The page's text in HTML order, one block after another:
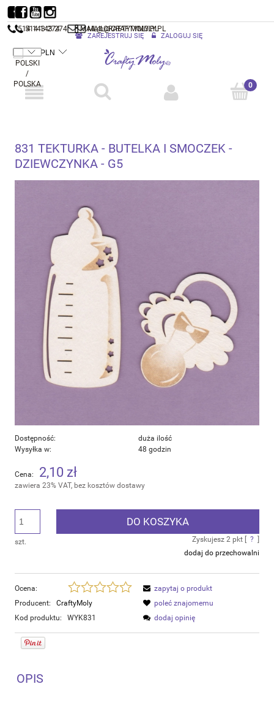
514 143 274 MAIL@CRAFTYMOLY.PL
ZAREJESTRUJ SIĘ ZALOGUJ SIĘ
514 143 274 MAIL@CRAFTYMOLY.PL
831 TEKTURKA - BUTELKA I SMOCZEK -
DZIEWCZYNKA - G5
Dostępność:
duża ilość
Wysyłka w:
48 godzin
Cena: 2,10 zł
zawiera 23% VAT, bez kosztów dostawy
szt.
DO KOSZYKA
Zyskujesz 2 pkt [ ? ]
dodaj do przechowalni
Ocena:
Producent:
CraftyMoly
Kod produktu:
WYK831
zapytaj o produkt
poleć znajomemu
dodaj opinię
OPIS